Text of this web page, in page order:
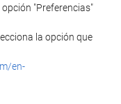
opción "Preferencias"
la opción que
en-